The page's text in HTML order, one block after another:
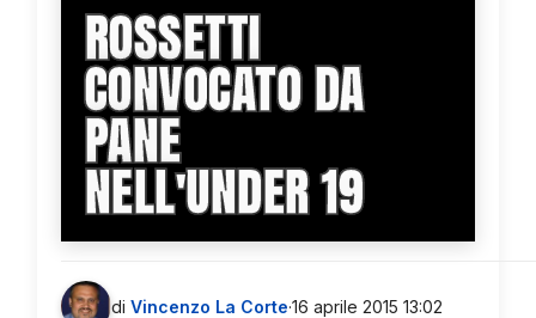
ROSSETTI
CONVOCATO DA
PANE
NELL'UNDER 19
di Vincenzo La Corte·16 aprile 2015 13:02